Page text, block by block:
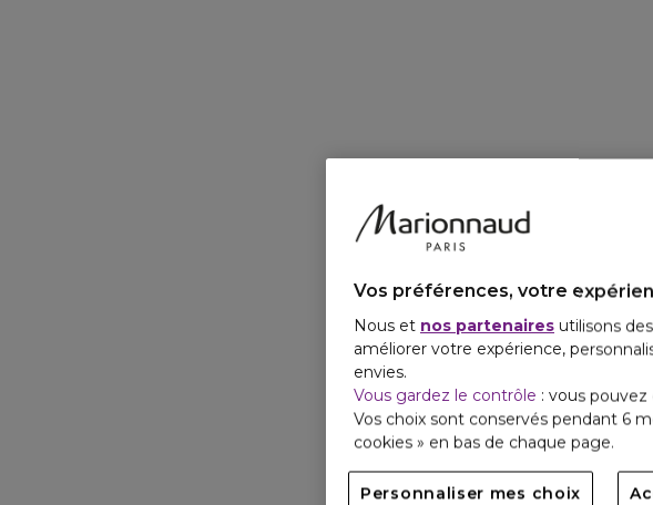
Vos préférences, votre
Nous et nos partenaires utilisons
améliorer votre expérience,
envies.
Vous gardez le contrôle : vous
Vos choix sont conservés pendant 6
cookies » en bas de chaque page.
Personnaliser mes choix